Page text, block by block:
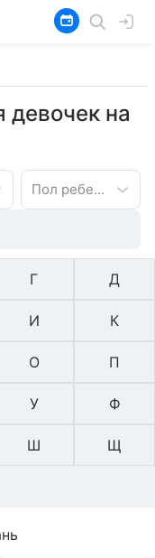
девочек на
Пол ребенка
Г Д
И К
О П
У Ф
Ш Щ